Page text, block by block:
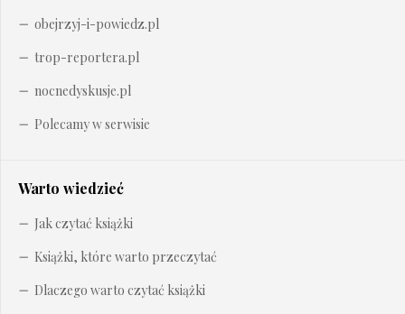
obejrzyj-i-powiedz.pl
trop-reportera.pl
nocnedyskusje.pl
Polecamy w serwisie
Warto wiedzieć
Jak czytać książki
Książki, które warto przeczytać
Dlaczego warto czytać książki